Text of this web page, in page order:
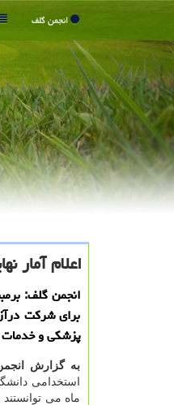
انجمن گلف
اعلام آمار
برای شركت
پزشكی و خدمات
به گزارش
ماه می